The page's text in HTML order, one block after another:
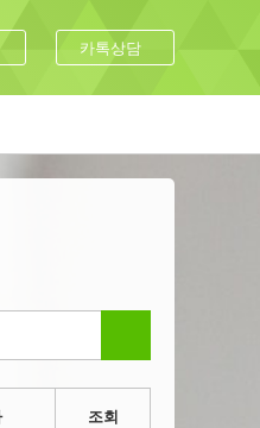
카톡상담
조회